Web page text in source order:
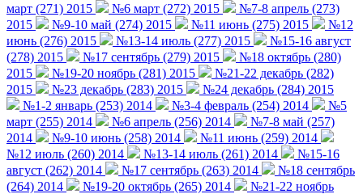
март (271) 2015
№6 март (272) 2015
№7-8 апрель (273)
2015
№9-10 май (274) 2015 №11 июнь (275) 2015
№12
июнь (276) 2015
№13-14 июль (277) 2015
№15-16 август
(278) 2015
№17 сентябрь (279) 2015
№18 октябрь (280)
2015
№19-20 ноябрь (281) 2015
№21-22 декабрь (282)
2015
№23 декабрь (283) 2015
№24 декабрь (284) 2015
№1-2 январь (253) 2014
№3-4 февраль (254) 2014
№5
март (255) 2014
№6 апрель (256) 2014
№7-8 май (257)
2014
№9-10 июнь (258) 2014
№11 июнь (259) 2014
№12 июль (260) 2014
№13-14 июль (261) 2014
№15-16
август (262) 2014
№17 сентябрь (263) 2014
№18 сентябрь
(264) 2014
№19-20 октябрь (265) 2014
№21-22 ноябрь